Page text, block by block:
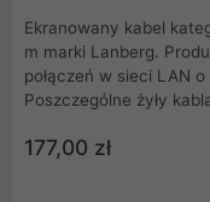
Ekranowany kabel
m marki Lanberg.
połączeń w sieci LAN
Poszczególne żyły
Izolacja zewnętrzna
5.6 mm, ponadto na
177,00 zł